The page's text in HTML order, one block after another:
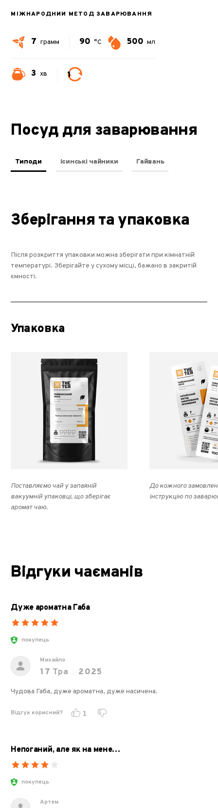
МІЖНАРОДНИЙ МЕТОД ЗАВАРЮВАННЯ
7 грамм 90 °C 500 мл
3 хв 1
Посуд для заварювання
Типоди Ісинські чайники Гайвань
Зберігання та упаковка
Після розкриття упаковки можна зберігати при кімнатній
температурі. Зберігайте у сухому місці, бажано в закритій
ємності.
Упаковка
Поставляємо чай у запаяній
вакуумній упаковці, що зберігає
аромат чаю.
До кожного
інструкцію по
Відгуки чаєманів
Дуже ароматна Габа
покупець
Михайло
17 Тра 2025
Чудова Габа, дуже ароматна, дуже насичена.
Відгук корисний? 1
Непоганий, але як на мене…
покупець
Артем